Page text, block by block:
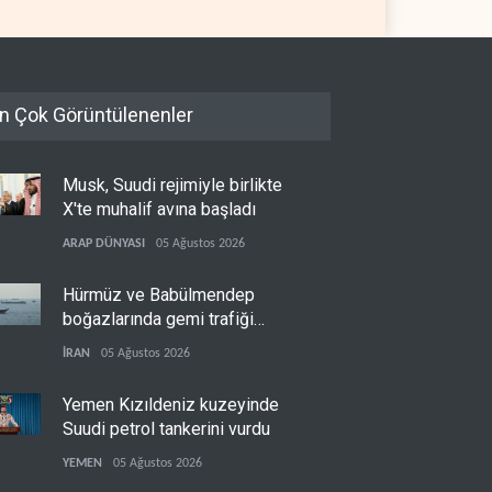
Çok Görüntülenenler
Musk, Suudi rejimiyle birlikte
X'te muhalif avına başladı
ARAP DÜNYASI 05 Ağustos 2026
Hürmüz ve Babülmendep
boğazlarında gemi trafiği
durağan seyrini koruyor
İRAN 05 Ağustos 2026
Yemen Kızıldeniz kuzeyinde
Suudi petrol tankerini vurdu
YEMEN 05 Ağustos 2026